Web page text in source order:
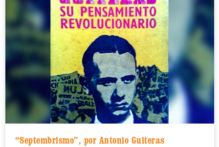
“Septembrismo”, por Antonio Guiteras